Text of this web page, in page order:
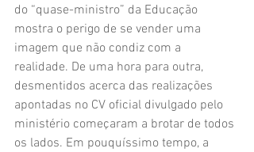
do “quase-ministro” da Educação
mostra o perigo de se vender uma
imagem que não condiz com a
realidade. De uma hora para outra,
desmentidos acerca das realizações
apontadas no CV oficial divulgado pelo
ministério começaram a brotar de todos
os lados. Em pouquíssimo tempo, a